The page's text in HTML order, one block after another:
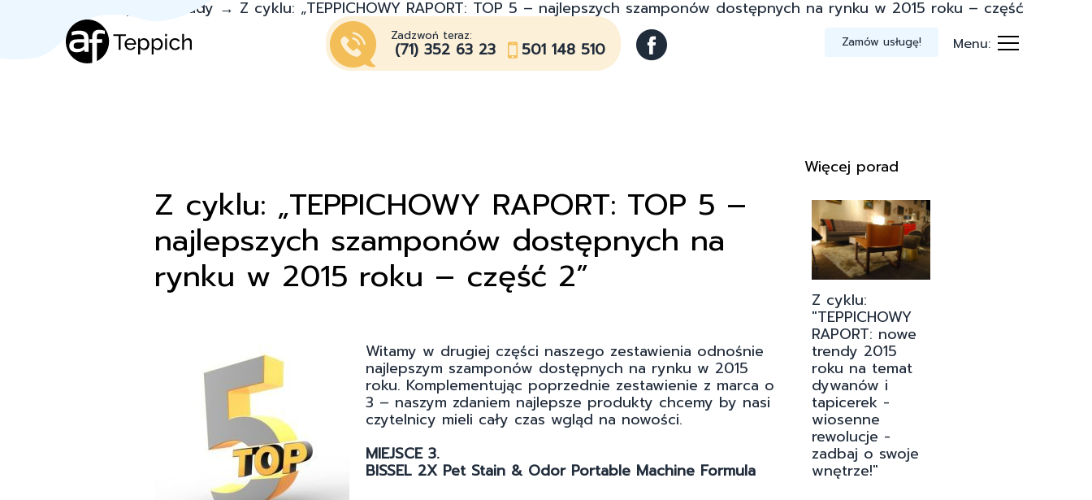
Zadzwoń teraz:
(71) 352 63 23 501 148 510 Zamów usługę! Menu:
Porady → Z cyklu: „TEPPICHOWY RAPORT: TOP 5 – najlepszych szamponów dostępnych na rynku w 2015 roku – część
2”
Z cyklu: „TEPPICHOWY RAPORT: TOP 5 –
najlepszych szamponów dostępnych na
rynku w 2015 roku – część 2”
Witamy w drugiej części naszego zestawienia odnośnie
najlepszym szamponów dostępnych na rynku w 2015
roku. Komplementując poprzednie zestawienie z marca o
3 – naszym zdaniem najlepsze produkty chcemy by nasi
czytelnicy mieli cały czas wgląd na nowości.
MIEJSCE 3.
BISSEL 2X Pet Stain & Odor Portable Machine Formula
Więcej porad
Z cyklu:
"TEPPICHOWY
RAPORT: nowe
trendy 2015
roku na temat
dywanów i
tapicerek -
wiosenne
rewolucje -
zadbaj o swoje
wnętrze!"